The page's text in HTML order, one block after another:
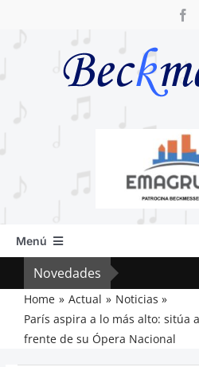
Menú
Inicio
Actual
Artículos
Novedades
Home Actual
Noticias
París aspira a lo más alto: sitúa
frente de su Ópera Nacional